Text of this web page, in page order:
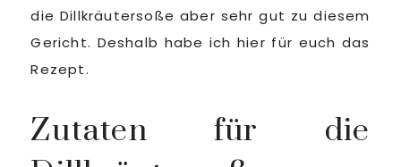
die Dillkräutersoße aber sehr gut zu diesem
Gericht. Deshalb habe ich hier für euch das
Rezept.
Zutaten für die